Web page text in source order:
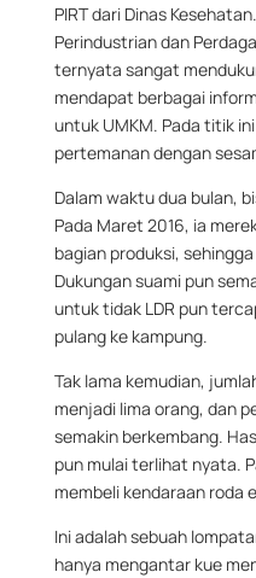
PIRT dari Dinas
Perindustrian dan
ternyata sangat
mendapat berbagai
untuk UMKM. Pada titik
pertemanan dengan
Dalam waktu dua bulan,
Pada Maret 2016, ia
bagian produksi,
Dukungan suami pun
untuk tidak LDR pun
pulang ke kampung.
Tak lama kemudian,
menjadi lima orang, dan
semakin berkembang.
pun mulai terlihat nyata.
membeli kendaraan roda
Ini adalah sebuah
hanya mengantar kue